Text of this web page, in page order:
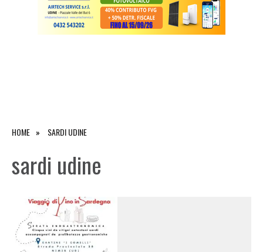
HOME SARDI UDINE
sardi udine